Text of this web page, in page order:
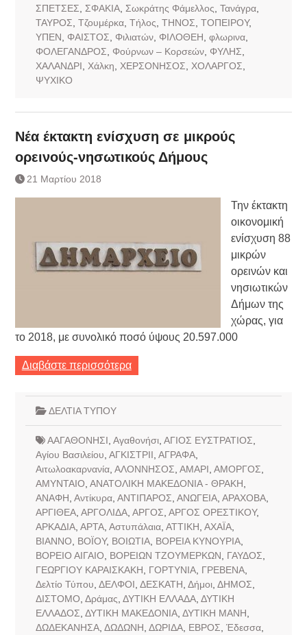
ΣΠΕΤΣΕΣ
ΣΦΑΚΙΑ, Σωκράτης Φάμελλος Τανάγρα,
ΤΑΥΡΟΣ Τζουμέρκα, Τήλος ΤΗΝΟΣ ΤΟΠΕΙΡΟΥ,
ΥΠΕΝ
ΦΑΙΣΤΟΣ Φιλιατών, ΦΙΛΟΘΕΗ φλωρινα,
ΦΟΛΕΓΑΝΔΡΟΣ
Φούρνων – Κορσεών, ΦΥΛΗΣ
ΧΑΛΑΝΔΡΙ
Χάλκη ΧΕΡΣΟΝΗΣΟΣ ΧΟΛΑΡΓΟΣ
ΨΥΧΙΚΟ
Νέα έκτακτη ενίσχυση σε μικρούς
ορεινούς-νησωτικούς Δήμους
21 Μαρτίου 2018
Την έκτακτη
οικονομική
ενίσχυση 88
μικρών
ορεινών και
νησιωτικών
Δήμων της
χώρας, για
το 2018, με συνολικό ποσό ύψους 20.597.000
Διαβάστε περισσότερα
ΔΕΛΤΙΑ ΤΥΠΟΥ
ΑΑΓΑΘΟΝΗΣΙ Αγαθονήσι, ΑΓΙΟΣ ΕΥΣΤΡΑΤΙΟΣ
Αγίου Βασιλείου ΑΓΚΙΣΤΡΙΙ ΑΓΡΑΦΑ,
Αιτωλοακαρνανία, ΑΛΟΝΝΗΣΟΣ ΑΜΑΡΙ ΑΜΟΡΓΟΣ
ΑΜΥΝΤΑΙΟ ΑΝΑΤΟΛΙΚΗ ΜΑΚΕΔΟΝΙΑ - ΘΡΑΚΗ
ΑΝΑΦΗ Αντίκυρα, ΑΝΤΙΠΑΡΟΣ ΑΝΩΓΕΙΑ, ΑΡΑΧΟΒΑ,
ΑΡΓΙΘΕΑ, ΑΡΓΟΛΙΔΑ, ΑΡΓΟΣ ΑΡΓΟΣ ΟΡΕΣΤΙΚΟΥ,
ΑΡΚΑΔΙΑ, ΑΡΤΑ, Αστυπάλαια, ΑΤΤΙΚΗ ΑΧΑΪΑ,
ΒΙΑΝΝΟ
ΒΟΪΟΥ, ΒΟΙΩΤΙΑ, ΒΟΡΕΙΑ ΚΥΝΟΥΡΙΑ,
ΒΟΡΕΙΟ ΑΙΓΑΙΟ
ΒΟΡΕΙΩΝ ΤΖΟΥΜΕΡΚΩΝ ΓΑΥΔΟΣ
ΓΕΩΡΓΙΟΥ ΚΑΡΑΙΣΚΑΚΗ
ΓΟΡΤΥΝΙΑ, ΓΡΕΒΕΝΑ,
Δελτίο Τύπου ΔΕΛΦΟΙ ΔΕΣΚΑΤΗ Δήμοι, ΔΗΜΟΣ
ΔΙΣΤΟΜΟ Δράμας ΔΥΤΙΚΗ ΕΛΛΑΔΑ, ΔΥΤΙΚΗ
ΕΛΛΑΔΟΣ ΔΥΤΙΚΗ ΜΑΚΕΔΟΝΙΑ, ΔΥΤΙΚΗ ΜΑΝΗ
ΔΩΔΕΚΑΝΗΣΑ, ΔΩΔΩΝΗ ΔΩΡΙΔΑ, ΕΒΡΟΣ Έδεσσα,